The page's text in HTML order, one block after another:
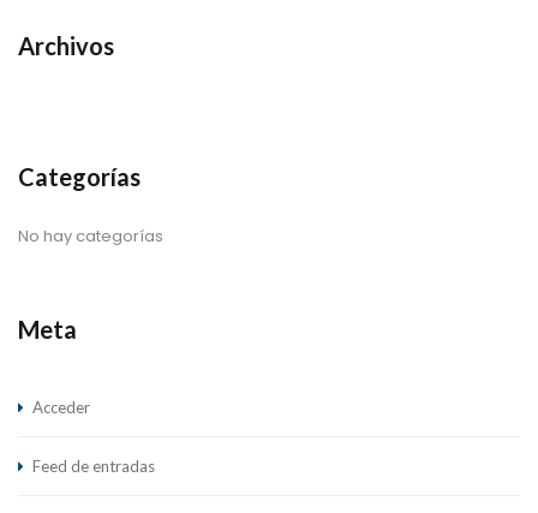
Archivos
Categorías
No hay categorías
Meta
Acceder
Feed de entradas